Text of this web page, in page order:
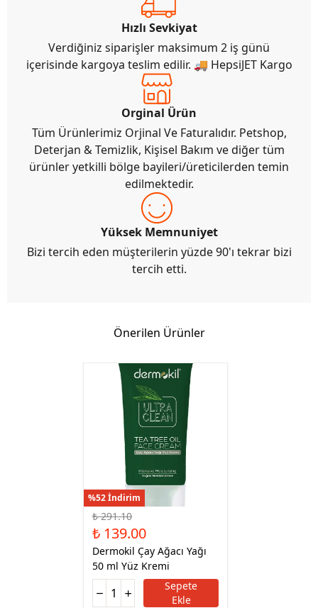
Hızlı Sevkiyat
Verdiğiniz siparişler maksimum 2 iş günü
içerisinde kargoya teslim edilir. 🚚 HepsiJET Kargo
Orginal Ürün
Tüm Ürünlerimiz Orjinal Ve Faturalıdır. Petshop,
Deterjan & Temizlik, Kişisel Bakım ve diğer tüm
ürünler yetkilli bölge bayileri/üreticilerden temin
edilmektedir.
Yüksek Memnuniyet
Bizi tercih eden müşterilerin yüzde 90'ı tekrar bizi
tercih etti.
Önerilen Ürünler
%52 İndirim
₺ 291.10
₺ 139.00
Dermokil Çay Ağacı Yağı
50 ml Yüz Kremi
Sepete
Ekle